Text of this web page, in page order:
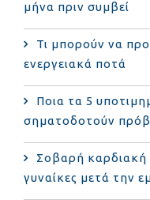
μήνα πριν συμβεί
Τι μπορούν να
ενεργειακά ποτά
Ποια τα 5
σηματοδοτούν
Σοβαρή καρδιακή
γυναίκες μετά την